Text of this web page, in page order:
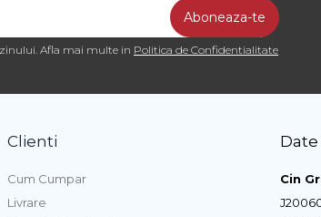
Afla mai multe in Politica de Confidentialitate
Clienti
Cum Cumpar
Livrare
Cin